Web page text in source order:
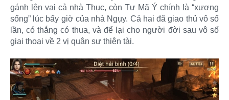
gánh lên vai cả nhà Thục, còn Tư Mã Ý chính là “xương
sống” lúc bấy giờ của nhà Ngụy. Cả hai đã giao thủ vô số
lần, có thắng có thua, và để lại cho người đời sau vô số
giai thoại về 2 vị quân sư thiên tài.